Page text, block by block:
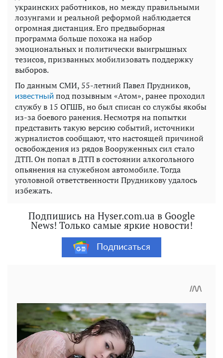
украинских работников, но между правильными
лозунгами и реальной реформой наблюдается
огромная дистанция. Его предвыборная
программа больше похожа на набор
эмоциональных и политически выигрышных
тезисов, призванных мобилизовать поддержку
выборов.
По данным СМИ, 55-летний Павел Прудников,
известный под позывным «Атом», ранее проходил
службу в 15 ОГШБ, но был списан со службы якобы
из-за боевого ранения. Несмотря на попытки
представить такую ​​версию событий, источники
журналистов сообщают, что настоящей причиной
освобождения из рядов Вооруженных сил стало
ДТП. Он попал в ДТП в состоянии алкогольного
опьянения на служебном автомобиле. Тогда
уголовной ответственности Прудникову удалось
избежать.
Подпишись на Hyser.com.ua в Google
News! Только самые яркие новости!
Подписаться